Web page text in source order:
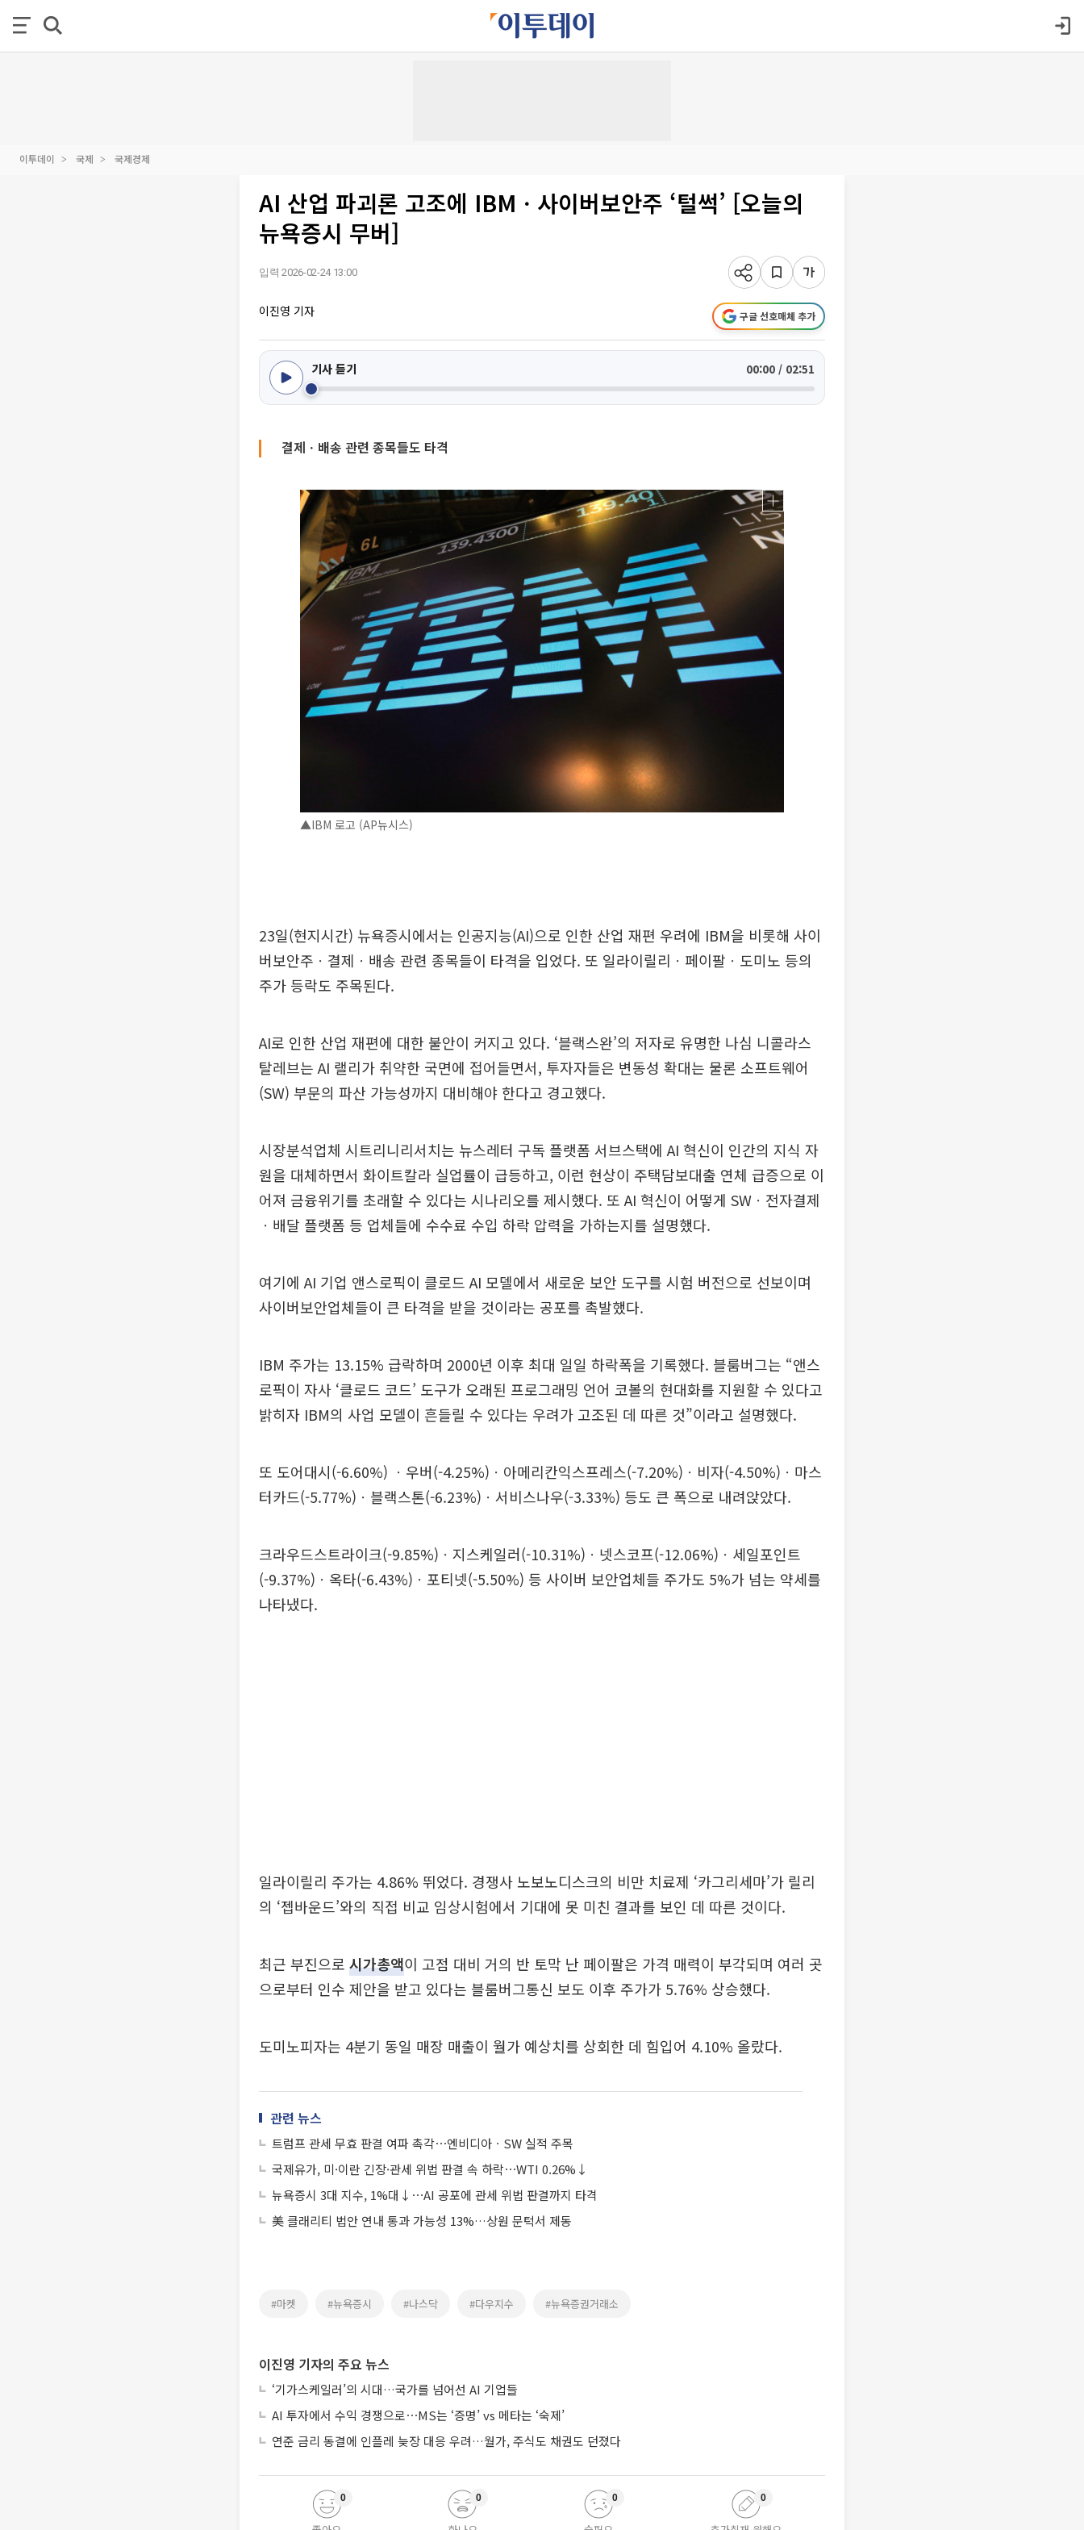
이투데이 국제 국제경제
AI 산업 파괴론 고조에 IBMㆍ사이버보안주 ‘털썩’ [오늘의
뉴욕증시 무버]
입력 2026-02-24 13:00
이진영 기자 구글 선호매체 추가
기사 듣기 00:00 / 02:51
결제ㆍ배송 관련 종목들도 타격
▲IBM 로고 (AP뉴시스)
23일(현지시간) 뉴욕증시에서는 인공지능(AI)으로 인한 산업 재편 우려에 IBM을 비롯해 사이
버보안주ㆍ결제ㆍ배송 관련 종목들이 타격을 입었다. 또 일라이릴리ㆍ페이팔ㆍ도미노 등의
주가 등락도 주목된다.
AI로 인한 산업 재편에 대한 불안이 커지고 있다. ‘블랙스완’의 저자로 유명한 나심 니콜라스
탈레브는 AI 랠리가 취약한 국면에 접어들면서, 투자자들은 변동성 확대는 물론 소프트웨어
(SW) 부문의 파산 가능성까지 대비해야 한다고 경고했다.
시장분석업체 시트리니리서치는 뉴스레터 구독 플랫폼 서브스택에 AI 혁신이 인간의 지식 자
원을 대체하면서 화이트칼라 실업률이 급등하고, 이런 현상이 주택담보대출 연체 급증으로 이
어져 금융위기를 초래할 수 있다는 시나리오를 제시했다. 또 AI 혁신이 어떻게 SWㆍ전자결제
ㆍ배달 플랫폼 등 업체들에 수수료 수입 하락 압력을 가하는지를 설명했다.
여기에 AI 기업 앤스로픽이 클로드 AI 모델에서 새로운 보안 도구를 시험 버전으로 선보이며
사이버보안업체들이 큰 타격을 받을 것이라는 공포를 촉발했다.
IBM 주가는 13.15% 급락하며 2000년 이후 최대 일일 하락폭을 기록했다. 블룸버그는 “앤스
로픽이 자사 ‘클로드 코드’ 도구가 오래된 프로그래밍 언어 코볼의 현대화를 지원할 수 있다고
밝히자 IBM의 사업 모델이 흔들릴 수 있다는 우려가 고조된 데 따른 것”이라고 설명했다.
또 도어대시(-6.60%) ㆍ우버(-4.25%)ㆍ아메리칸익스프레스(-7.20%)ㆍ비자(-4.50%)ㆍ마스
터카드(-5.77%)ㆍ블랙스톤(-6.23%)ㆍ서비스나우(-3.33%) 등도 큰 폭으로 내려앉았다.
크라우드스트라이크(-9.85%)ㆍ지스케일러(-10.31%)ㆍ넷스코프(-12.06%)ㆍ세일포인트
(-9.37%)ㆍ옥타(-6.43%)ㆍ포티넷(-5.50%) 등 사이버 보안업체들 주가도 5%가 넘는 약세를
나타냈다.
일라이릴리 주가는 4.86% 뛰었다. 경쟁사 노보노디스크의 비만 치료제 ‘카그리세마’가 릴리
의 ‘젭바운드’와의 직접 비교 임상시험에서 기대에 못 미친 결과를 보인 데 따른 것이다.
최근 부진으로 시가총액이 고점 대비 거의 반 토막 난 페이팔은 가격 매력이 부각되며 여러 곳
으로부터 인수 제안을 받고 있다는 블룸버그통신 보도 이후 주가가 5.76% 상승했다.
도미노피자는 4분기 동일 매장 매출이 월가 예상치를 상회한 데 힘입어 4.10% 올랐다.
관련 뉴스
트럼프 관세 무효 판결 여파 촉각⋯엔비디아ㆍSW 실적 주목
국제유가, 미·이란 긴장·관세 위법 판결 속 하락⋯WTI 0.26%↓
뉴욕증시 3대 지수, 1%대↓⋯AI 공포에 관세 위법 판결까지 타격
美 클래리티 법안 연내 통과 가능성 13%…상원 문턱서 제동
#마켓 #뉴욕증시 #나스닥 #다우지수 #뉴욕증권거래소
이진영 기자의 주요 뉴스
‘기가스케일러’의 시대…국가를 넘어선 AI 기업들
AI 투자에서 수익 경쟁으로⋯MS는 ‘증명’ vs 메타는 ‘숙제’
연준 금리 동결에 인플레 늦장 대응 우려…월가, 주식도 채권도 던졌다
0 0 0 0